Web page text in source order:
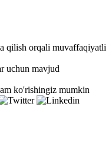
qilish orqali muvaffaqiyatli
uchun mavjud
ko'rishingiz mumkin